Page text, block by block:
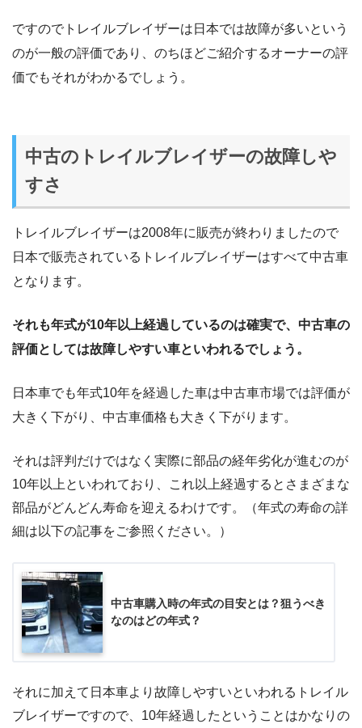
ですのでトレイルブレイザーは日本では故障が多いという
のが一般の評価であり、のちほどご紹介するオーナーの評
価でもそれがわかるでしょう。
中古のトレイルブレイザーの故障しや
すさ
トレイルブレイザーは2008年に販売が終わりましたので
日本で販売されているトレイルブレイザーはすべて中古車
となります。
それも年式が10年以上経過しているのは確実で、中古車の
評価としては故障しやすい車といわれるでしょう。
日本車でも年式10年を経過した車は中古車市場では評価が
大きく下がり、中古車価格も大きく下がります。
それは評判だけではなく実際に部品の経年劣化が進むのが
10年以上といわれており、これ以上経過するとさまざまな
部品がどんどん寿命を迎えるわけです。（年式の寿命の詳
細は以下の記事をご参照ください。）
中古車購入時の年式の目安とは？狙うべき
なのはどの年式？
それに加えて日本車より故障しやすいといわれるトレイル
ブレイザーですので、10年経過したということはかなりの